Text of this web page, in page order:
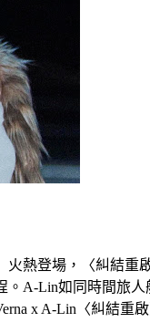
熱登場，〈糾結重
A-Lin如同時間旅
x A-Lin〈糾結重